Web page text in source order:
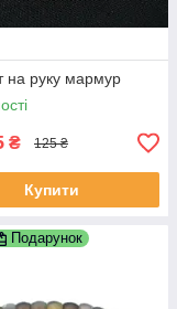
на руку мармур
₴ 125 ₴
Купити
Подарунок